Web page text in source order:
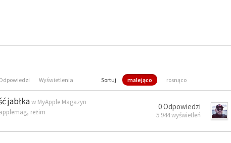
Wyświetlenia Sortuj malejąco rosnąco
jabłkaw MyApple Magazyn
, reżim
0 Odpowiedzi
5 944 wyświetleń